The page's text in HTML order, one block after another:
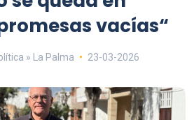
vacías“
» La Palma 23-03-2026